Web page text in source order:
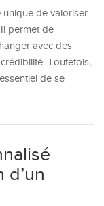
de valoriser
permet de
avec des
Toutefois,
de se